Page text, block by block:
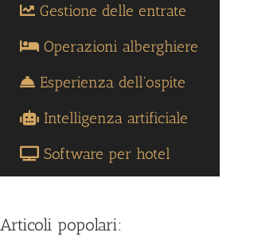
Gestione delle entrate
Operazioni alberghiere
Esperienza dell'ospite
Intelligenza artificiale
Software per hotel
Articoli popolari: